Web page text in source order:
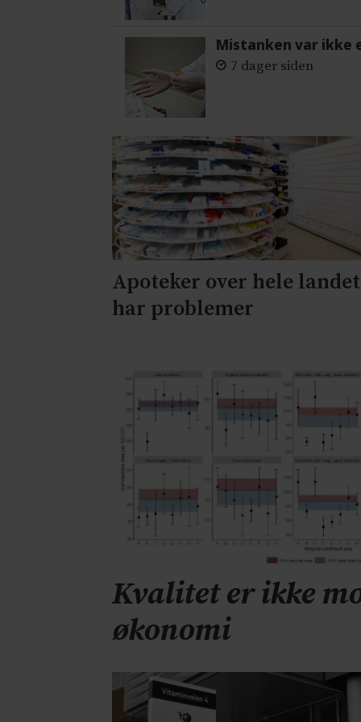
Mistanken var ikke
7 dager siden
Apoteker over hele landet
har problemer
Kvalitet er ikke
økonomi